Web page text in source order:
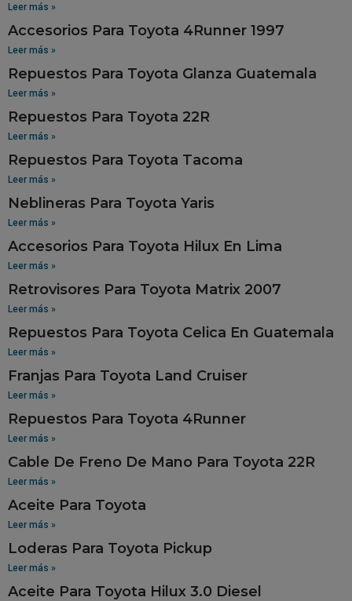
Leer más »
Accesorios Para Toyota 4Runner 1997
Leer más »
Repuestos Para Toyota Glanza Guatemala
Leer más »
Repuestos Para Toyota 22R
Leer más »
Repuestos Para Toyota Tacoma
Leer más »
Neblineras Para Toyota Yaris
Leer más »
Accesorios Para Toyota Hilux En Lima
Leer más »
Retrovisores Para Toyota Matrix 2007
Leer más »
Repuestos Para Toyota Celica En Guatemala
Leer más »
Franjas Para Toyota Land Cruiser
Leer más »
Repuestos Para Toyota 4Runner
Leer más »
Cable De Freno De Mano Para Toyota 22R
Leer más »
Aceite Para Toyota
Leer más »
Loderas Para Toyota Pickup
Leer más »
Aceite Para Toyota Hilux 3.0 Diesel